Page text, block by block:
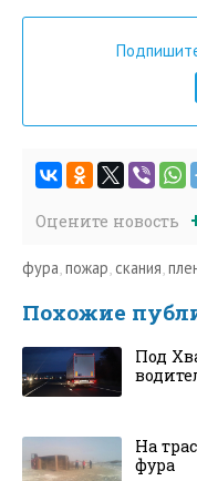
Оцените новость
фура пожар скания
Похожие
Под
На
фура